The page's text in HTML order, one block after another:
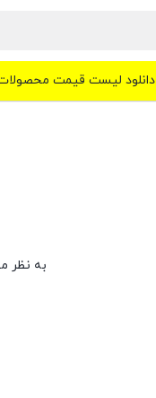
دانلود لیست قیمت محصولات
به نظر